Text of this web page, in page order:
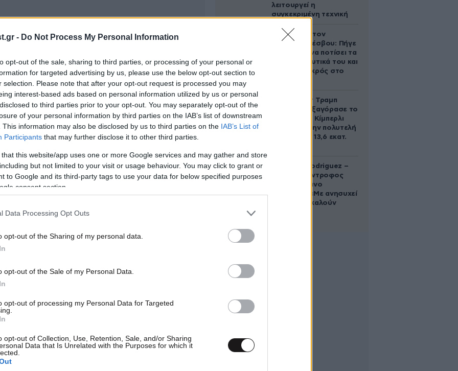
- Do Not Process My Personal Information
opt-out of the sale, sharing to third parties, or processing of your personal or
for targeted advertising by us, please use the below opt-out section to
selection. Please note that after your opt-out request is processed you may
interest-based ads based on personal information utilized by us or personal
to third parties prior to your opt-out. You may separately opt-out of the
of your personal information by third parties on the IAB’s list of downstream
This information may also be disclosed by us to third parties on the IAB’s List of
Participants that may further disclose it to other third parties.
that this website/app uses one or more Google services and may gather and store
but not limited to your visit or usage behaviour. You may click to grant or
to Google and its third-party tags to use your data for below specified purposes
consent section.
Data Processing Opt Outs
opt-out of the Sharing of my personal data.
opt-out of the Sale of my Personal Data.
opt-out of processing my Personal Data for Targeted
opt-out of Collection, Use, Retention, Sale, and/or Sharing
Data that Is Unrelated with the Purposes for which it
όλοι, η δημοσιογραφία μπερδεύεται και
και την είδηση,
Μπορεί να έχω κάνει, αλλά έχει μεγάλη
είναι αυτός που έχει μια συνέχεια
η διαφορά από το να πεις πως έχω
Σβήγκος.
πατέρα που τον έχει αλλάξει. «Η
διαφήμιση και κλαίω» τόνισε και
λειτουργεί η
συγκεκριμένη τεχνική
Τραγωδία στον
Ασώματο Λέσβου: Πήγε
στο κτήμα να ποτίσει τα
οπωροκηπευτικά του και
βρέθηκε νεκρός στο
Ο Ντόναλντ Τραμπ
Τζούνιορ εξαγόρασε το
μερίδιο της Κίμπερλι
Γκίλφοϊλ στην πολυτελή
έπαυλη των 13,6 εκατ.
Georgina Rodriguez –
Ξεσπά η σύντροφος
του Κριστιάνο
Ρονάλντο: «Με ανησυχεί
που με αποκαλούν